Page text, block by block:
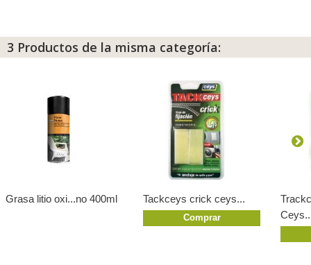
3 Productos de la misma categoría:
Grasa litio oxi...no 400ml Tackceys crick ceys...
Comprar